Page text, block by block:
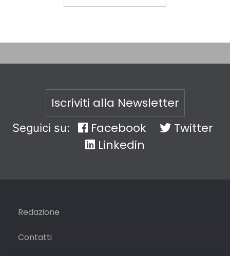
Iscriviti alla Newsletter
Seguici su: Facebook
Twitter
Linkedin
Redazione
Contatti